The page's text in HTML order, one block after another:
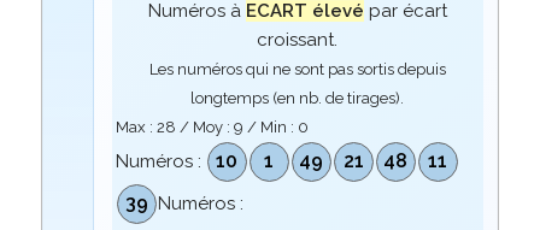
Numéros à ECART élevé par écart
croissant.
Les numéros qui ne sont pas sortis depuis
longtemps (en nb. de tirages).
Max : 28 / Moy : 9 / Min : 0
Numéros : 10 1 49 21 48
11
39 Numéros :